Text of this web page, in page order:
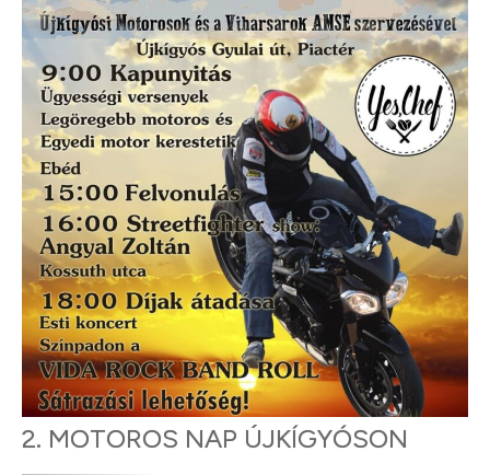
2. MOTOROS NAP ÚJKÍGYÓSON